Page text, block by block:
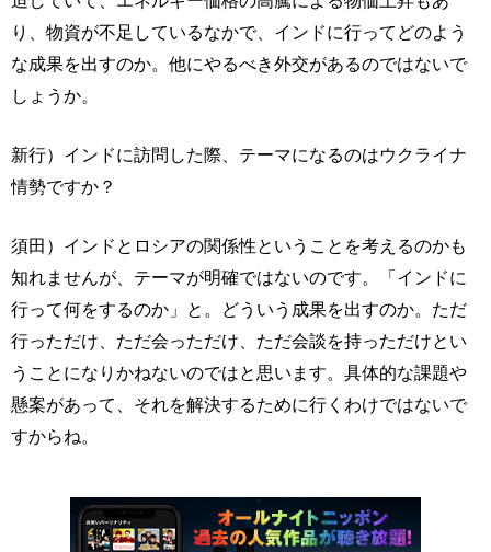
り、物資が不足しているなかで、インドに行ってどのよう
な成果を出すのか。他にやるべき外交があるのではないで
しょうか。
新行）インドに訪問した際、テーマになるのはウクライナ
情勢ですか？
須田）インドとロシアの関係性ということを考えるのかも
知れませんが、テーマが明確ではないのです。「インドに
行って何をするのか」と。どういう成果を出すのか。ただ
行っただけ、ただ会っただけ、ただ会談を持っただけとい
うことになりかねないのではと思います。具体的な課題や
懸案があって、それを解決するために行くわけではないで
すからね。